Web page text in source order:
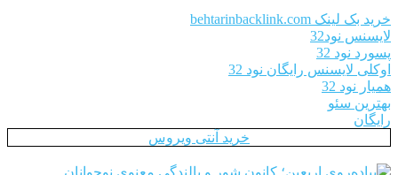
خرید بک لینک behtarinbacklink.com
لایسنس نود32
پسورد نود 32
اوکلی لایسنس رایگان نود 32
همیار نود 32
بهترین سئو
رایگان
خرید آنتی ویروس